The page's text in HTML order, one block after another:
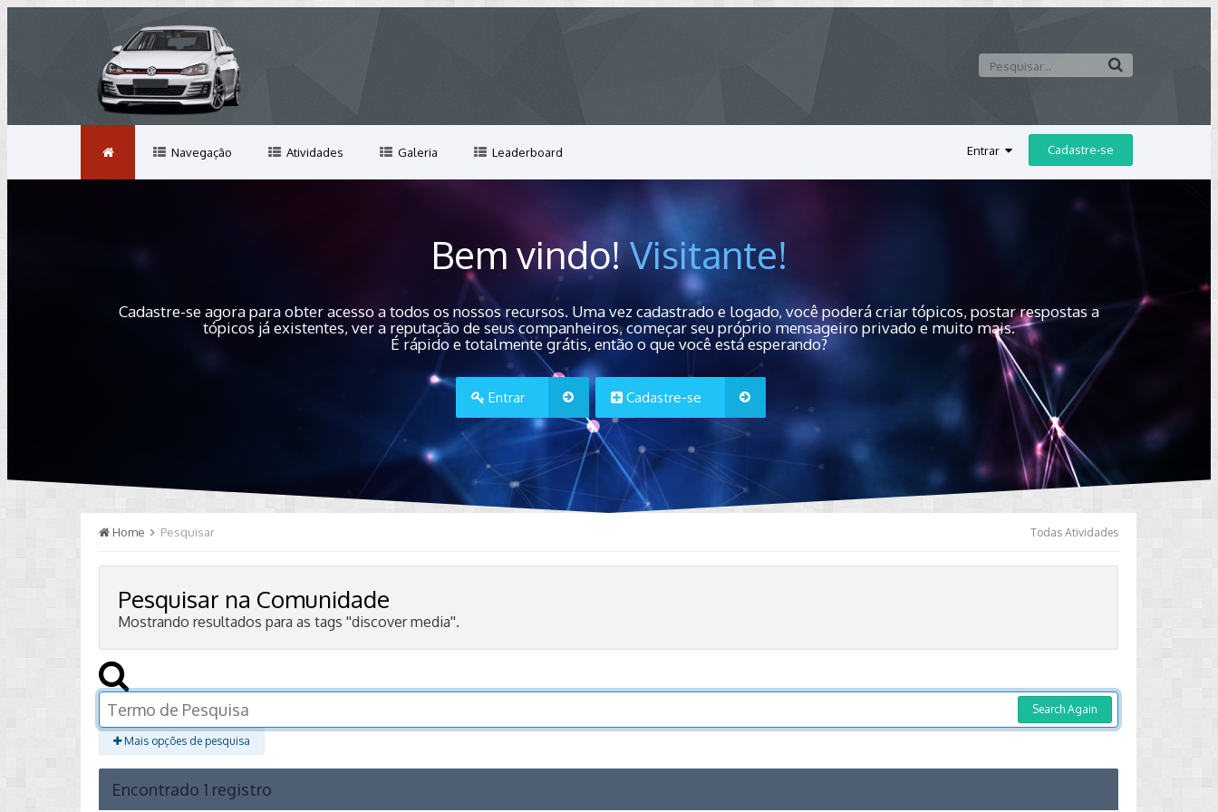
Entrar Cadastre-se
Navegação Atividades Galeria Leaderboard
Bem vindo!Visitante!
Cadastre-se agora para obter acesso a todos os nossos recursos. Uma vez cadastrado e logado, você poderá criar tópicos, postar respostas a
tópicos já existentes, ver a reputação de seus companheiros, começar seu próprio mensageiro privado e muito mais.
É rápido e totalmente grátis, então o que você está esperando?
Entrar Cadastre-se
Todas Atividades
Home Pesquisar
Pesquisar na Comunidade
Mostrando resultados para as tags ''discover media''.
Search Again
Mais opções de pesquisa
Encontrado 1 registro